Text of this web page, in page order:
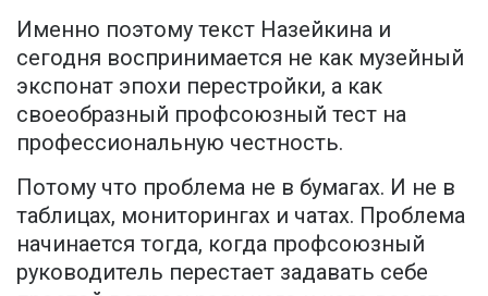
Именно поэтому текст Назейкина и
сегодня воспринимается не как музейный
экспонат эпохи перестройки, а как
своеобразный профсоюзный тест на
профессиональную честность.
Потому что проблема не в бумагах. И не в
таблицах, мониторингах и чатах. Проблема
начинается тогда, когда профсоюзный
руководитель перестает задавать себе